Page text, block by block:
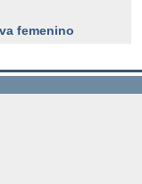
femenino